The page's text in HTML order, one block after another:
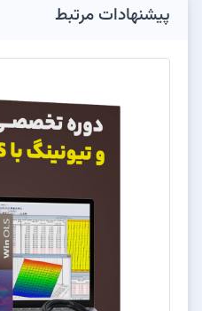
پیشنهادات مرتبط